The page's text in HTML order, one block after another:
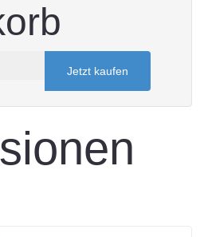
Jetzt kaufen